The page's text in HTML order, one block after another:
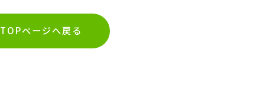
TOPページへ戻る